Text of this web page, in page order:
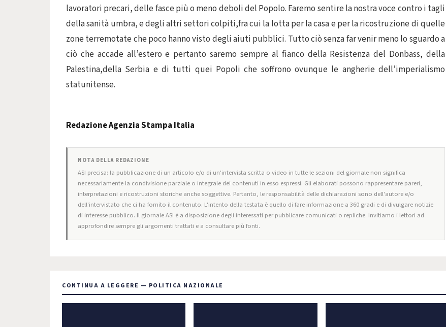
lavoratori precari, delle fasce più o meno deboli del Popolo. Faremo sentire la nostra voce contro i tagli
della sanità umbra, e degli altri settori colpiti,fra cui la lotta per la casa e per la ricostruzione di quelle
zone terremotate che poco hanno visto degli aiuti pubblici. Tutto ciò senza far venir meno lo sguardo a
ciò che accade all’estero e pertanto saremo sempre al fianco della Resistenza del Donbass, della
Palestina,della Serbia e di tutti quei Popoli che soffrono ovunque le angherie dell’imperialismo
statunitense.
Redazione Agenzia Stampa Italia
NOTA DELLA REDAZIONE
ASI precisa: la pubblicazione di un articolo e/o di un'intervista scritta o video in tutte le sezioni del giornale non significa
necessariamente la condivisione parziale o integrale dei contenuti in esso espressi. Gli elaborati possono rappresentare pareri,
interpretazioni e ricostruzioni storiche anche soggettive. Pertanto, le responsabilità delle dichiarazioni sono dell'autore e/o
dell'intervistato che ci ha fornito il contenuto. L'intento della testata è quello di fare informazione a 360 gradi e di divulgare notizie
di interesse pubblico. Il giornale ASI è a disposizione degli interessati per pubblicare comunicati o repliche. Invitiamo i lettori ad
approfondire sempre gli argomenti trattati e a consultare più fonti.
CONTINUA A LEGGERE — POLITICA NAZIONALE